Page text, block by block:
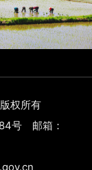
权所有
号 邮箱：